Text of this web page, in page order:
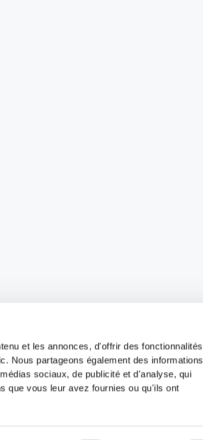
et les annonces, d'offrir des fonctionnalités
Nous partageons également des informations
sociaux, de publicité et d'analyse, qui
que vous leur avez fournies ou qu'ils ont